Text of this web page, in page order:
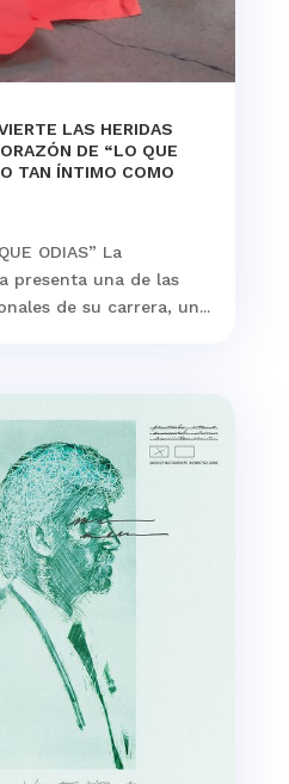
LAS HERIDAS
DE “LO QUE
TAN ÍNTIMO COMO
ODIAS” La
presenta una de las
de su carrera, un...